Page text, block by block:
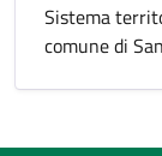
Sistema
comune di